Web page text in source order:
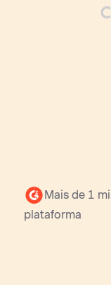
Mais de 1
plataforma